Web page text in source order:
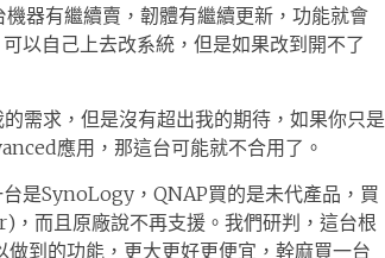
器有繼續賣，韌體有繼續更新，功能就會
以自己上去改系統，但是如果改到開不了
需求，但是沒有超出我的期待，如果你只是
應用，那這台可能就不合用了。
是SynoLogy，QNAP買的是未代產品，買
而且原廠說不再支援。我們研判，這台根
到的功能，更大更好更便宜，幹麻買一台